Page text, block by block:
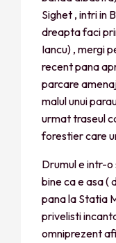
Sighet , intri in
dreapta faci
Iancu) , mergi
recent pana
parcare
malul unui
urmat traseul
forestier care
Drumul e intr-
bine ca e asa (
pana la Statia
privelisti
omniprezent